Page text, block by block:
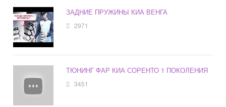
ЗАДНИЕ ПРУЖИНЫ КИА ВЕНГА
2971
ТЮНИНГ ФАР КИА СОРЕНТО 1 ПОКОЛЕНИЯ
3451